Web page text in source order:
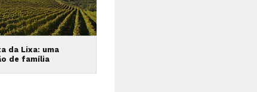
da Lixa: uma
de família